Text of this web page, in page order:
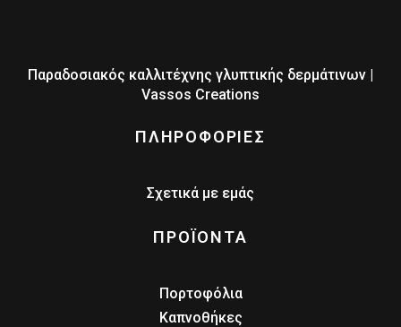
Παραδοσιακός καλλιτέχνης γλυπτικής δερμάτινων |
Vassos Creations
ΠΛΗΡΟΦΟΡΙΕΣ
Σχετικά με εμάς
ΠΡΟΪΟΝΤΑ
Πορτοφόλια
Καπνοθήκες